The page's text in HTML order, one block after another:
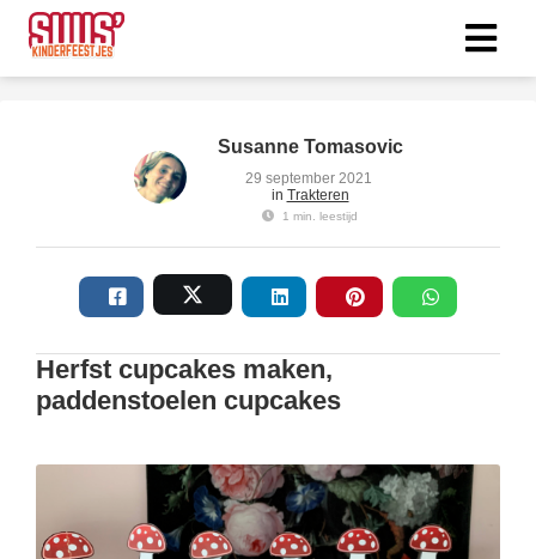
Susanne Tomasovic
29 september 2021
in Trakteren
1 min. leestijd
Herfst cupcakes maken,
paddenstoelen cupcakes
om
te
gebruikt
kan de